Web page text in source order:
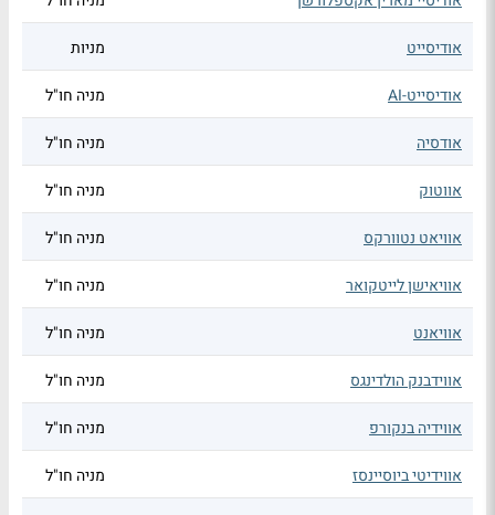
אודיסייט מניות
אודיסייט-AI מניה חו"ל
אודסיה מניה חו"ל
אווטוק מניה חו"ל
אוויאט נטוורקס מניה חו"ל
אוויאישן לייטקואר מניה חו"ל
אוויאנט מניה חו"ל
אווידבנק הולדינגס מניה חו"ל
אווידיה בנקורפ מניה חו"ל
אווידיטי ביוסיינסז מניה חו"ל